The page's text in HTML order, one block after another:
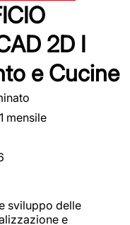
2D I
e Cucine
mensile
sviluppo delle
e